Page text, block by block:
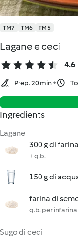
TM7 TM6 TM5
Lagane e ceci
4.6
Prep. 20 min
Ingredients
Lagane
300 g di
+ q.b.
150 g di
farina di
q.b. per
Sugo di ceci